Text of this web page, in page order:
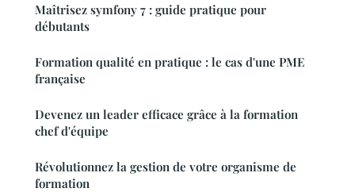
Maîtrisez symfony 7 : guide pratique pour
débutants
Formation qualité en pratique : le cas d'une PME
française
Devenez un leader efficace grâce à la formation
chef d'équipe
Révolutionnez la gestion de votre organisme de
formation